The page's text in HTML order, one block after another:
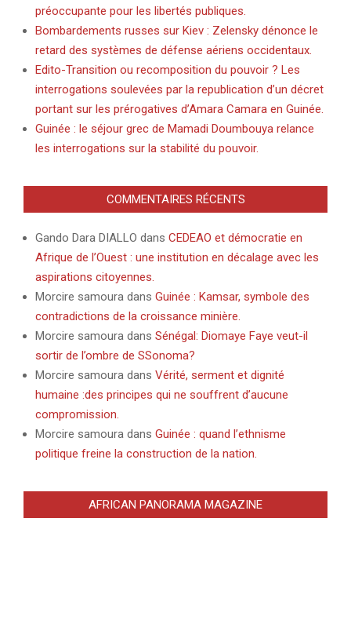
préoccupante pour les libertés publiques.
Bombardements russes sur Kiev : Zelensky dénonce le
retard des systèmes de défense aériens occidentaux.
Edito-Transition ou recomposition du pouvoir ? Les
interrogations soulevées par la republication d’un décret
portant sur les prérogatives d’Amara Camara en Guinée.
Guinée : le séjour grec de Mamadi Doumbouya relance
les interrogations sur la stabilité du pouvoir.
COMMENTAIRES RÉCENTS
Gando Dara DIALLO dans CEDEAO et démocratie en
Afrique de l’Ouest : une institution en décalage avec les
aspirations citoyennes.
Morcire samoura dans Guinée : Kamsar, symbole des
contradictions de la croissance minière.
Morcire samoura dans Sénégal: Diomaye Faye veut-il
sortir de l’ombre de SSonoma?
Morcire samoura dans Vérité, serment et dignité
humaine :des principes qui ne souffrent d’aucune
compromission.
Morcire samoura dans Guinée : quand l’ethnisme
politique freine la construction de la nation.
AFRICAN PANORAMA MAGAZINE